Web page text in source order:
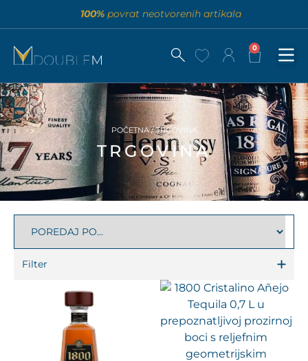
100% povrat neotvorenih artikala
0
POČETNA/ TRGOVINA
TRGOVINA
Filter